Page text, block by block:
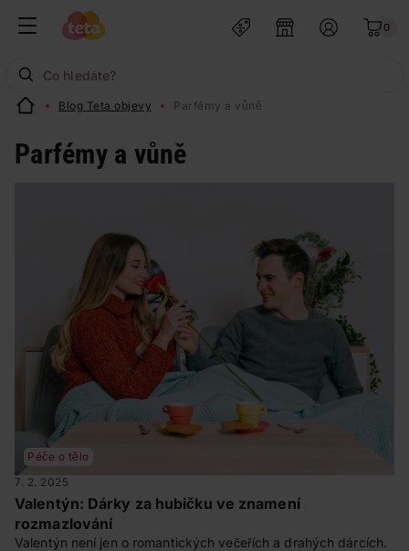
0
Blog Teta objevy Parfémy a vůně
Parfémy a vůně
Péče o tělo
7. 2. 2025
Valentýn: Dárky za hubičku ve znamení
rozmazlování
Valentýn není jen o romantických večeřích a drahých dárcích.